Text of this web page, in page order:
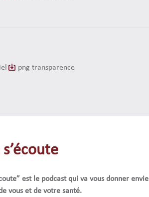
png transparence
est le podcast qui va vous donner envie
vous et de votre santé.